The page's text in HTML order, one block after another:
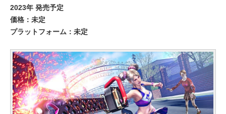
2023年 発売予定
価格：未定
プラットフォーム：未定